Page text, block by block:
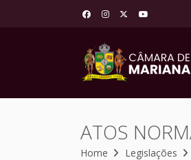
ATOS
Home Legislações